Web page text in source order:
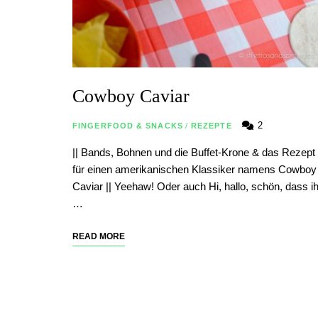
Cowboy Caviar
FINGERFOOD & SNACKS / REZEPTE 2
|| Bands, Bohnen und die Buffet-Krone & das Rezept
für einen amerikanischen Klassiker namens Cowboy
Caviar || Yeehaw! Oder auch Hi, hallo, schön, dass
…
READ MORE